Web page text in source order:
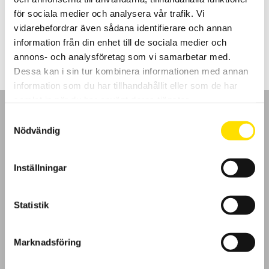
för sociala medier och analysera vår trafik. Vi
vidarebefordrar även sådana identifierare och annan
information från din enhet till de sociala medier och
annons- och analysföretag som vi samarbetar med.
Dessa kan i sin tur kombinera informationen med annan
information som du har tillhandahållit eller som de har
Nödvändig
Inställningar
Statistik
Marknadsföring
fjärrstyrning över webben samt flexibel minneshantering.
69,900.00kr–79,250.00krPrisintervall:
69,900.00 kr
till
79,250.00 kr
LÄS MER